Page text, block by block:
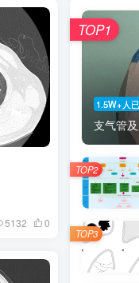
5132 0
1.5W+人
支气管
TOP1
TOP2
TOP3